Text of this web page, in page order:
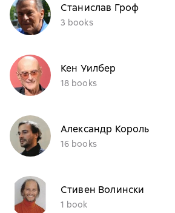
Станислав Гроф
3 books
Кен Уилбер
18 books
Александр Король
16 books
Стивен Волински
1 book